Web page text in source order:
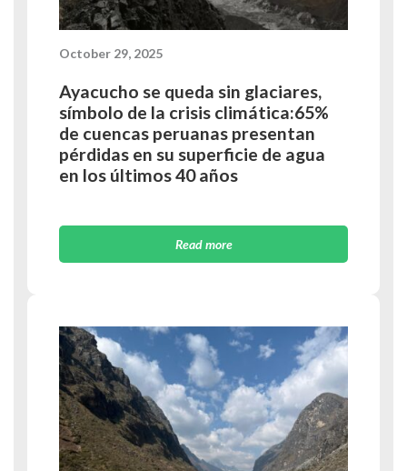
October 29, 2025
Ayacucho se queda sin glaciares,
símbolo de la crisis climática:65%
de cuencas peruanas presentan
pérdidas en su superficie de agua
en los últimos 40 años
Read more